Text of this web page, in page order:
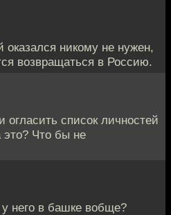
никому не нужен,
возвращаться в Россию.
список личностей
это? Что бы не
него в башке вобще?